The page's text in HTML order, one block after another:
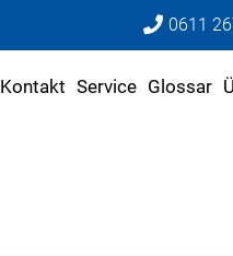
0611
Kontakt Service Glossar